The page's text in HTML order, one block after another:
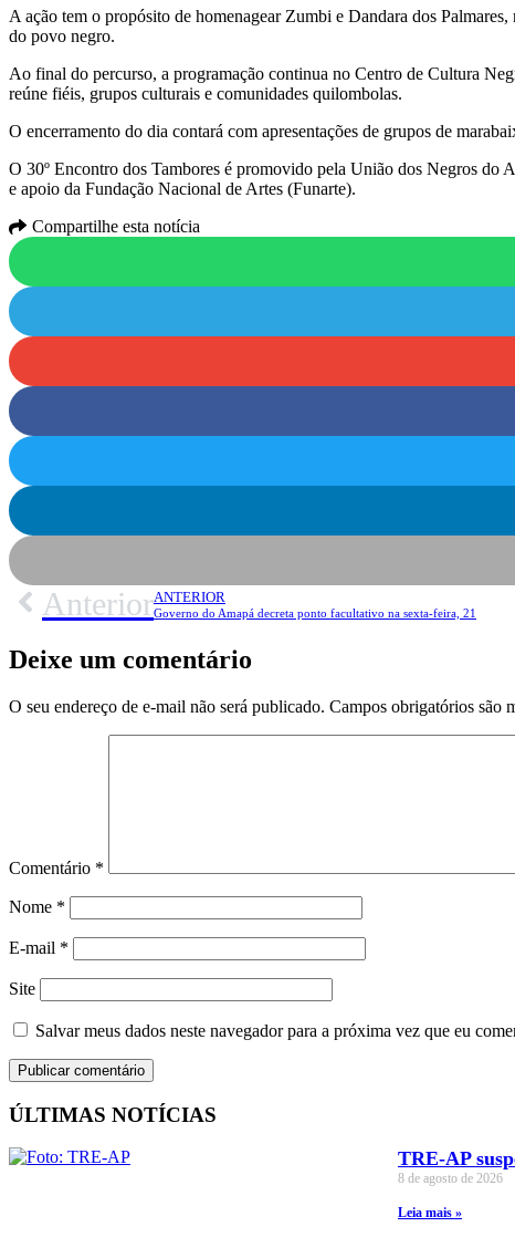
A ação tem o propósito de homenagear Zumbi e Dandara dos
do povo negro.
Ao final do percurso, a programação continua no Centro de Cultura
reúne fiéis, grupos culturais e comunidades quilombolas.
O encerramento do dia contará com apresentações de grupos de
O 30º Encontro dos Tambores é promovido pela União dos Negros
e apoio da Fundação Nacional de Artes (Funarte).
Compartilhe esta notícia
AnteriorANTERIOR
Governo do Amapá decreta ponto facultativo na sexta-feira, 21
Deixe um comentário
O seu endereço de e-mail não será publicado. Campos obrigatórios são
Comentário *
Nome *
E-mail *
Site
Salvar meus dados neste navegador para a próxima vez que eu
ÚLTIMAS NOTÍCIAS
TRE-AP
8 de agosto de 2026
Leia mais »